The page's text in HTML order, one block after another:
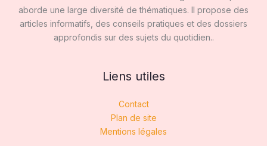
aborde une large diversité de thématiques. Il propose des
articles informatifs, des conseils pratiques et des dossiers
approfondis sur des sujets du quotidien..
Liens utiles
Contact
Plan de site
Mentions légales